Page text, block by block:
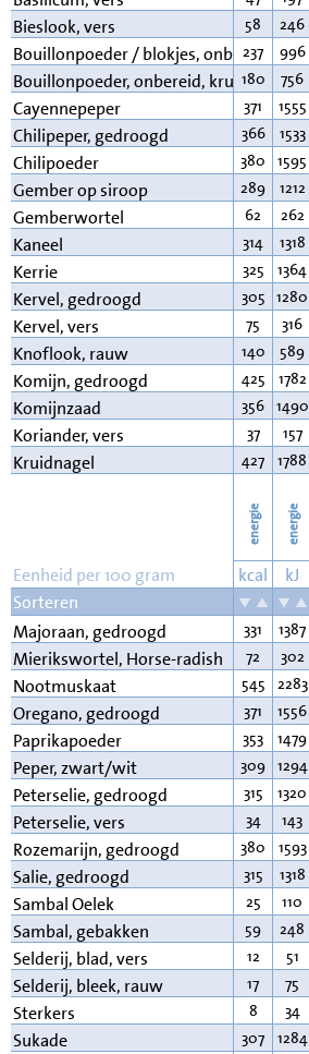
Bieslook, vers 58 246
Bouillonpoeder / blokjes, onbereid, vlees
237 996
Bouillonpoeder, onbereid, kruiden
180 756
Cayennepeper 371 1555
Chilipeper, gedroogd 366 1533
Chilipoeder 380 1595
Gember op siroop 289 1212
Gemberwortel 62 262
Kaneel 314 1318
Kerrie 325 1364
Kervel, gedroogd 305 1280
Kervel, vers 75 316
Knoflook, rauw 140 589
Komijn, gedroogd 425 1782
Komijnzaad 356 1490
Koriander, vers 37 157
Kruidnagel 427 1788
energie energie
Eenheid per 100 gram kcal kJ
Sorteren
Majoraan, gedroogd
331 1387
Mierikswortel, Horse-radish 72 302
Nootmuskaat 545 2283
Oregano, gedroogd 371 1556
Paprikapoeder 353 1479
Peper, zwart/wit 309 1294
Peterselie, gedroogd 315 1320
Peterselie, vers 34 143
Rozemarijn, gedroogd 380 1593
Salie, gedroogd 315 1318
Sambal Oelek 25 110
Sambal, gebakken 59 248
Selderij, blad, vers 12 51
Selderij, bleek, rauw 17 75
Sterkers 8 34
Sukade 307 1284